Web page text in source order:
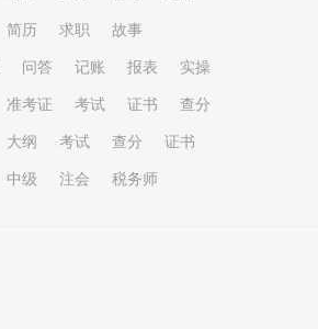
简历 求职 故事
问答 记账 报表 实操
准考证 考试 证书 查分
大纲 考试 查分 证书
中级 注会 税务师